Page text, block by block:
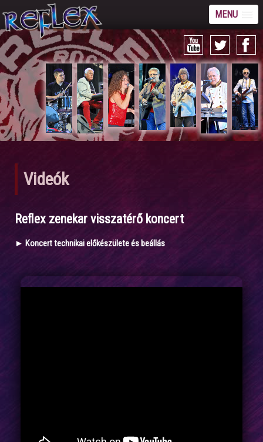
MENU
Videók
Reflex zenekar visszatérő koncert
► Koncert technikai előkészülete és beállás